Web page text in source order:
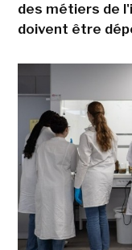
des métiers de
doivent être